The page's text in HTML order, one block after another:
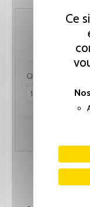
Ce
Quantité :